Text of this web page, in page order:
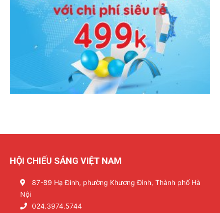
HỘI CHIẾU SÁNG VIỆT NAM
87-89 Hạ Đình, phường Khương Đình, Thành phố Hà
Nội
024.3974.5744